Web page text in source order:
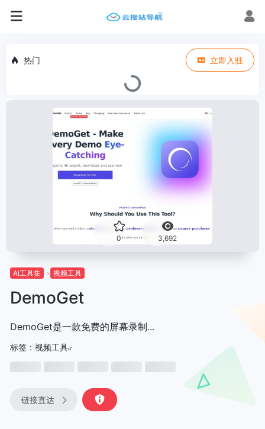
热门 立即入驻
0 3,692
AI工具集 视频工具
DemoGet
DemoGet是一款免费的屏幕录制...
标签： 视频工具
链接直达